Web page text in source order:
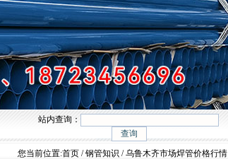
站内查询：
您当前位置:首页 /钢管知识 / 乌鲁木齐市场焊管价格行情